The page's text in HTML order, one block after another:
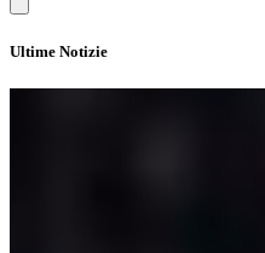
Ultime Notizie